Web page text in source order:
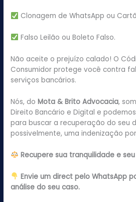
Clonagem de WhatsApp ou
Falso Leilão ou Boleto Falso.
Não aceite o prejuízo calado! O
Consumidor protege você contra
serviços bancários.
Nós, doMota & Brito Advocacia,
Direito Bancário e Digital e
para buscar a recuperação do seu
possivelmente, uma indenização
Recupere sua tranquilidade e
Envie um direct pelo WhatsApp
análise do seu caso.